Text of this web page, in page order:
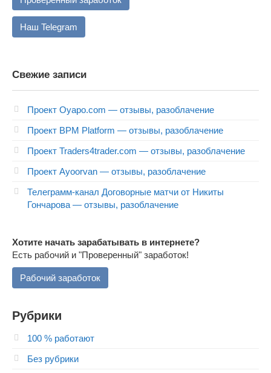
Наш Telegram
Свежие записи
Проект Oyapo.com — отзывы, разоблачение
Проект BPM Platform — отзывы, разоблачение
Проект Traders4trader.com — отзывы, разоблачение
Проект Ayoorvan — отзывы, разоблачение
Телеграмм-канал Договорные матчи от Никиты
Гончарова — отзывы, разоблачение
Хотите начать зарабатывать в интернете?
Есть рабочий и "Проверенный" заработок!
Рабочий заработок
Рубрики
100 % работают
Без рубрики